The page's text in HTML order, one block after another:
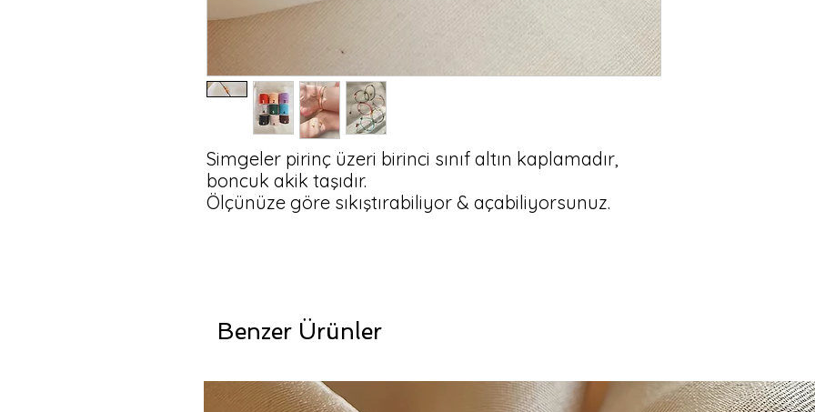
Simgeler pirinç üzeri birinci sınıf altın kaplamadır,
boncuk akik taşıdır.
Ölçünüze göre sıkıştırabiliyor & açabiliyorsunuz.
Benzer Ürünler